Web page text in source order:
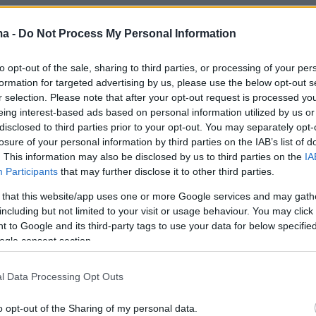
- Do Not Process My Personal Information
opt-out of the sale, sharing to third parties, or processing of your
for targeted advertising by us, please use the below opt-out
selection. Please note that after your opt-out request is processed
interest-based ads based on personal information utilized by us
to third parties prior to your opt-out. You may separately
of your personal information by third parties on the IAB’s list of
This information may also be disclosed by us to third parties on the
Participants that may further disclose it to other third parties.
that this website/app uses one or more Google services and may
but not limited to your visit or usage behaviour. You may
to Google and its third-party tags to use your data for below
consent section.
Data Processing Opt Outs
opt-out of the Sharing of my personal data.
ντοκουμέντο από τη δράση των